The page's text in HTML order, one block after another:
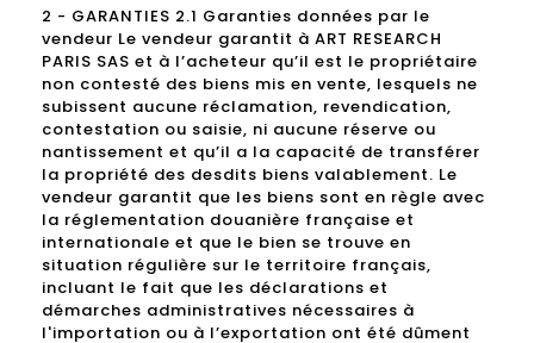
2 - GARANTIES 2.1 Garanties données par le
vendeur Le vendeur garantit à ART RESEARCH
PARIS SAS et à l’acheteur qu’il est le propriétaire
non contesté des biens mis en vente, lesquels ne
subissent aucune réclamation, revendication,
contestation ou saisie, ni aucune réserve ou
nantissement et qu’il a la capacité de transférer
la propriété des desdits biens valablement. Le
vendeur garantit que les biens sont en règle avec
la réglementation douanière française et
internationale et que le bien se trouve en
situation régulière sur le territoire français,
incluant le fait que les déclarations et
démarches administratives nécessaires à
l'importation ou à l’exportation ont été dûment